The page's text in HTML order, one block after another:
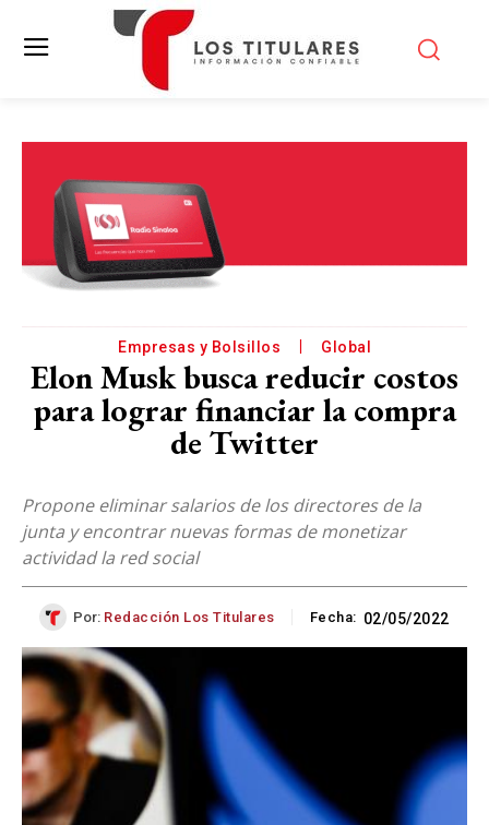
Empresas y Bolsillos Global
Elon Musk busca reducir costos
para lograr financiar la compra
de Twitter
Propone eliminar salarios de los directores de la
junta y encontrar nuevas formas de monetizar
actividad la red social
Por: Redacción Los Titulares Fecha: 02/05/2022